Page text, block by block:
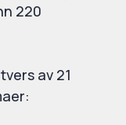
220
av 21